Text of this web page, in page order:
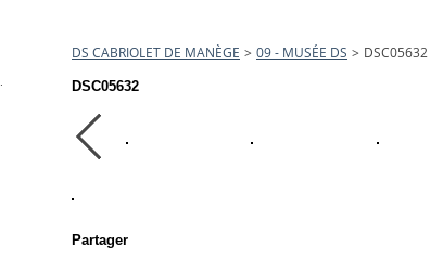
DS CABRIOLET DE MANÈGE > 09 - MUSÉE DS > DSC05632
DSC05632
Partager